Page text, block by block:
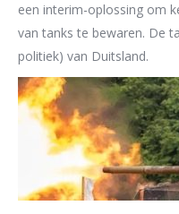
een interim-oplossing om
van tanks te bewaren. De
politiek) van Duitsland.